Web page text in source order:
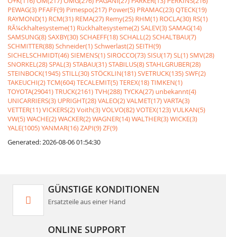
PEWAG(3) PFAFF(9) Pimespo(217) Power(5) PRAMAC(23)QTECK(19)
RAYMOND(1) RCM(31) REMA(27) Remy(25) RHM(1) ROCLA(30) RS(1)
RÃ¼ckhaltesysteme(1) Rückhaltesysteme(2)SALEV(3)SAMAG(14)
SAMSUNG(8)SAXBY(30)SCHAEFF(18)SCHALL(2)SCHALTBAU(7)
SCHMITTER(88)Schneider(1)Schwerlast(2)SEITH(9)
SICHELSCHMIDT(46)SIEMENS(1)SIROCCO(73)SISU(17)SL(1)SMV(28)
SNORKEL(28)SPAL(3)STABAU(31)STABILUS(8)STAHLGRUBER(28)
STEINBOCK(1945)STILL(30)STÖCKLIN(181)SVETRUCK(135)SWF(2)
TAKEUCHI(2)TCM(604)TECALEMIT(5)TEREX(18)TIMKEN(1)
TOYOTA(29041)TRUCK(2161)TVH(288)TYCKA(27) unbekannt(4)
UNICARRIERS(3) UPRIGHT(28)VALEO(2)VALMET(17)VARTA(3)
VETTER(11)VICKERS(2)Voith(3)VOLVO(82)VOTEX(123)VULKAN(5)
VW(5)WACHE(2)WACKER(2)WAGNER(14)WALTHER(3)WICKE(3)
YALE(1005)YANMAR(16)ZAPI(9)ZF(9)
Generated: 2026-08-06 01:54:30
GÜNSTIGE KONDITIONEN
Ersatzteile aus einer Hand
ONLINE SUPPORT